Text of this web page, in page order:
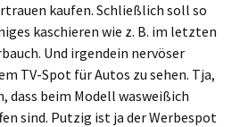
kaufen. Schließlich soll so
kaschieren wie z. B. im letzten
Und irgendein nervöser
TV-Spot für Autos zu sehen. Tja,
dass beim Modell wasweißich
sind. Putzig ist ja der Werbespot